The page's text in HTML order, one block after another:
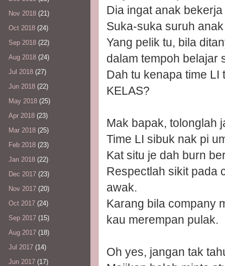
Dia ingat anak
Suka-suka suruh
Yang pelik tu, bila
dalam tempoh belajar
Dah tu kenapa time
KELAS?
Mak bapak, tolonglah
Time LI sibuk nak pi
Kat situ je dah burn
Respectlah sikit pada
awak.
Karang bila company
kau merempan pulak.
Oh yes, jangan tak
Nov 2018 (21)
Oct 2018 (24)
Sep 2018 (22)
Aug 2018 (24)
Jul 2018 (27)
Jun 2018 (22)
May 2018 (25)
Apr 2018 (23)
Mar 2018 (25)
Feb 2018 (23)
Jan 2018 (22)
Dec 2017 (23)
Nov 2017 (20)
Oct 2017 (24)
Sep 2017 (15)
Aug 2017 (18)
Jul 2017 (14)
Jun 2017 (17)